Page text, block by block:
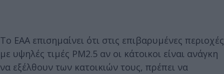
Το ΕΑΑ επισημαίνει ότι στις επιβαρυμένες περιοχές
με υψηλές τιμές PM2.5 αν οι κάτοικοι είναι ανάγκη
να εξέλθουν των κατοικιών τους, πρέπει να